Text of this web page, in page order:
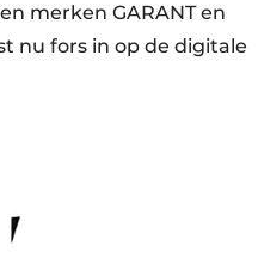
merken GARANT en
nu fors in op de digitale